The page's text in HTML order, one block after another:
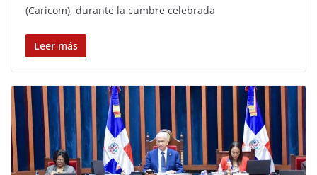
(Caricom), durante la cumbre celebrada
Leer más